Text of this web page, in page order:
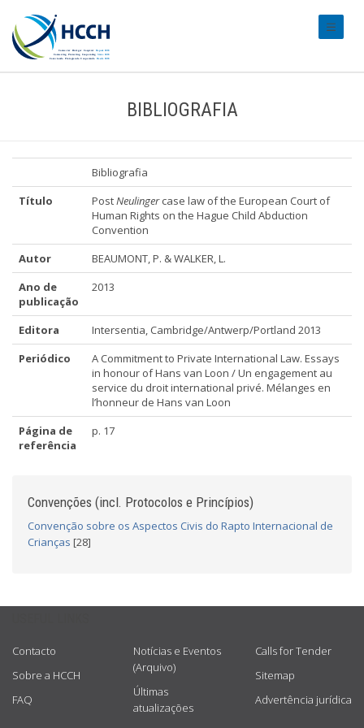
BIBLIOGRAFIA
Bibliografia
Título
PostNeulingercase law of the European Court of
Human Rights on the Hague Child Abduction
Convention
Autor
BEAUMONT, P. & WALKER, L.
Ano de
publicação
2013
Editora
Intersentia, Cambridge/Antwerp/Portland 2013
Periódico
A Commitment to Private International Law. Essays
in honour of Hans van Loon / Un engagement au
service du droit international privé. Mélanges en
l’honneur de Hans van Loon
Página de
referência
p. 17
Convenções (incl. Protocolos e Princípios)
Convenção sobre os Aspectos Civis do Rapto Internacional de
Crianças [28]
Contacto
Sobre a HCCH
FAQ
Notícias e Eventos
(Arquivo)
Últimas
atualizações
Calls for Tender
Sitemap
Advertência jurídica